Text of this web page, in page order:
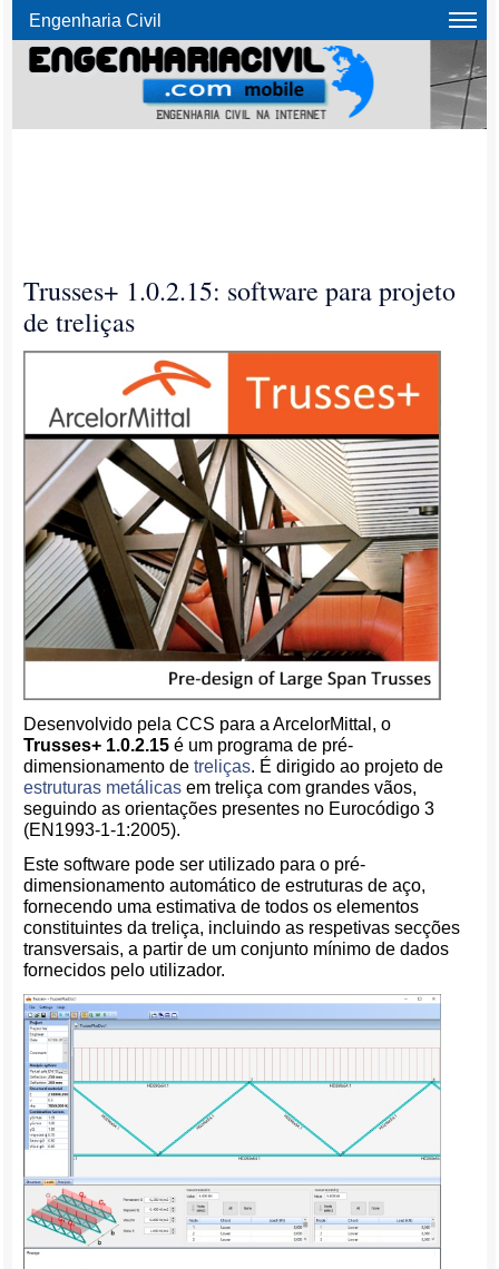
Engenharia Civil
Trusses+ 1.0.2.15: software para projeto
de treliças
Desenvolvido pela CCS para a ArcelorMittal, o
Trusses+ 1.0.2.15 é um programa de pré-
dimensionamento detreliças. É dirigido ao projeto de
estruturas metálicas em treliça com grandes vãos,
seguindo as orientações presentes no Eurocódigo 3
(EN1993-1-1:2005).
Este software pode ser utilizado para o pré-
dimensionamento automático de estruturas de aço,
fornecendo uma estimativa de todos os elementos
constituintes da treliça, incluindo as respetivas secções
transversais, a partir de um conjunto mínimo de dados
fornecidos pelo utilizador.